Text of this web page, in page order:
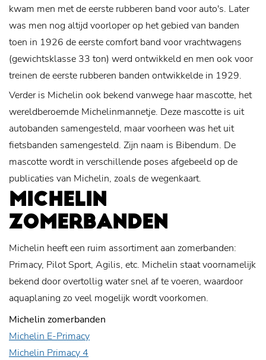
kwam men met de eerste rubberen band voor auto's. Later
was men nog altijd voorloper op het gebied van banden
toen in 1926 de eerste comfort band voor vrachtwagens
(gewichtsklasse 33 ton) werd ontwikkeld en men ook voor
treinen de eerste rubberen banden ontwikkelde in 1929.
Verder is Michelin ook bekend vanwege haar mascotte, het
wereldberoemde Michelinmannetje. Deze mascotte is uit
autobanden samengesteld, maar voorheen was het uit
fietsbanden samengesteld. Zijn naam is Bibendum. De
mascotte wordt in verschillende poses afgebeeld op de
publicaties van Michelin, zoals de wegenkaart.
MICHELIN
ZOMERBANDEN
Michelin heeft een ruim assortiment aan zomerbanden:
Primacy, Pilot Sport, Agilis, etc. Michelin staat voornamelijk
bekend door overtollig water snel af te voeren, waardoor
aquaplaning zo veel mogelijk wordt voorkomen.
Michelin zomerbanden
Michelin E-Primacy
Michelin Primacy 4